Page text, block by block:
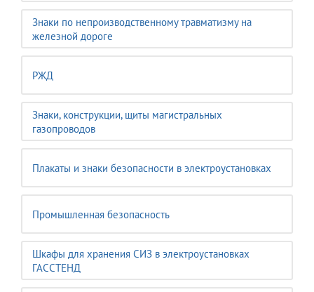
Знаки по непроизводственному травматизму на
железной дороге
РЖД
Знаки, конструкции, щиты магистральных
газопроводов
Плакаты и знаки безопасности в электроустановках
Промышленная безопасность
Шкафы для хранения СИЗ в электроустановках
ГАССТЕНД